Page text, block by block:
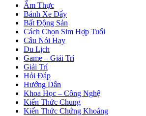
Ẩm Thực
Bánh Xe Đẩy
Bất Động Sản
Cách Chọn Sim Hợp Tuổi
Câu Nói Hay
Du Lịch
Game – Giải Trí
Giải Trí
Hỏi Đáp
Hướng Dẫn
Khoa Học – Công Nghệ
Kiến Thức Chung
Kiến Thức Chứng Khoáng